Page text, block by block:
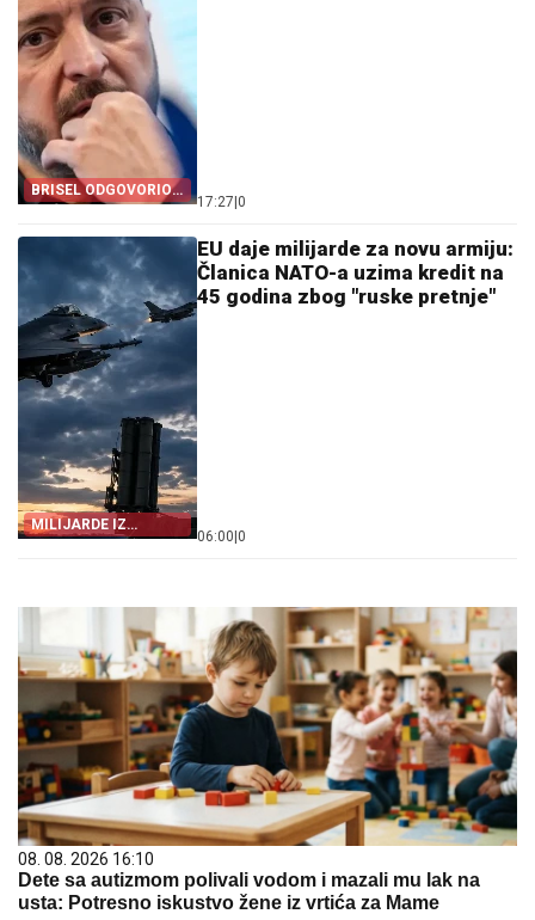
BRISEL ODGOVORIO
ZELENSKOM
17:27 0
MILIJARDE IZ
BRISELA
EU daje milijarde za novu armiju:
Članica NATO-a uzima kredit na
45 godina zbog "ruske pretnje"
06:00 0
08. 08. 2026 16:10
Dete sa autizmom polivali vodom i mazali mu lak na
usta: Potresno iskustvo žene iz vrtića za Mame